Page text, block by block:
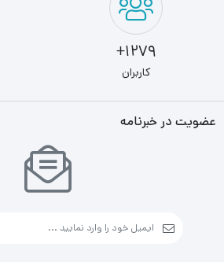
1279+
کاربران
عضویت در خبرنامه